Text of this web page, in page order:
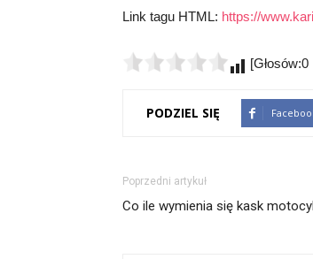
Link tagu HTML: https://
PODZIEL SIĘ
Poprzedni artykuł
Co ile wymienia się kask